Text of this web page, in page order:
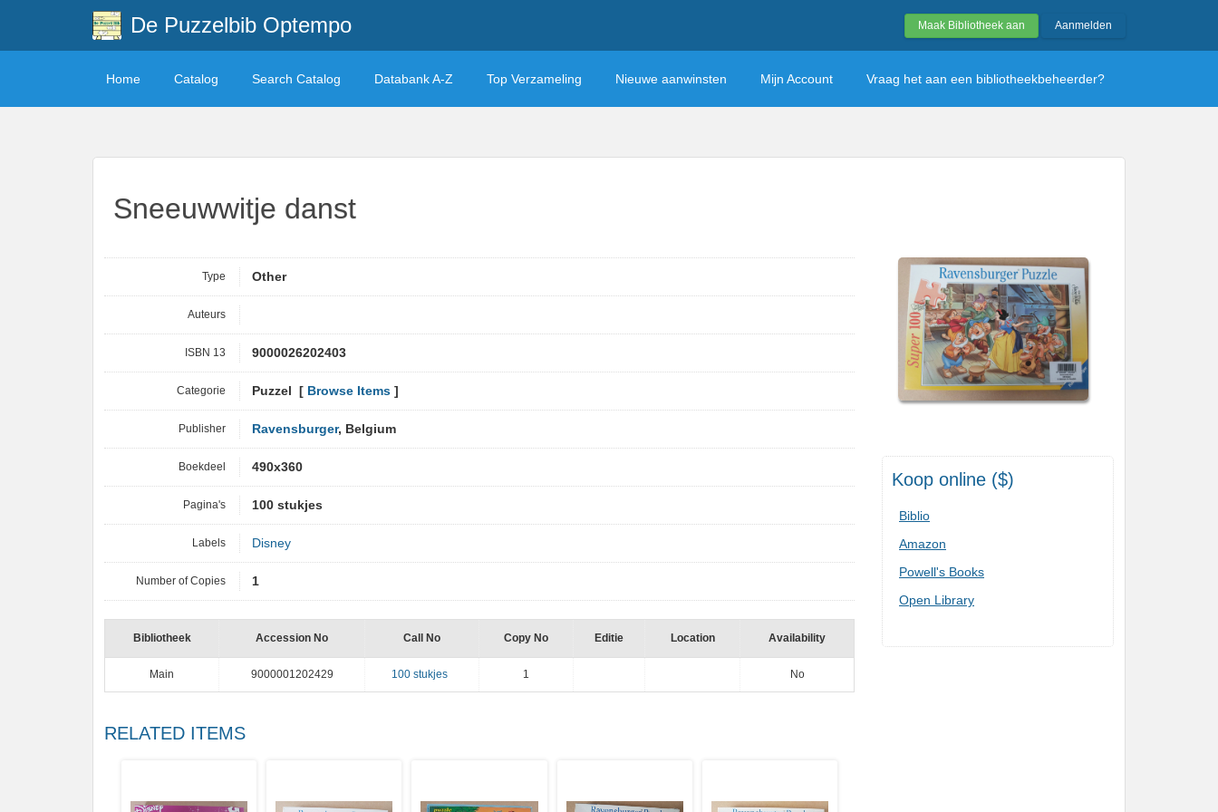
De Puzzelbib Optempo Maak Bibliotheek aan Aanmelden
Home Catalog Search Catalog Databank A-Z Top Verzameling Nieuwe aanwinsten Mijn Account Vraag het aan een bibliotheekbeheerder?
Sneeuwwitje danst
Koop online ($)
Biblio
Amazon
Powell's Books
Open Library
Type Other
Auteurs
ISBN 13 9000026202403
Categorie Puzzel [ Browse Items ]
Publisher Ravensburger, Belgium
Boekdeel 490x360
Pagina's 100 stukjes
Labels Disney
Number of Copies 1
Bibliotheek Accession No Call No Copy No Editie Location Availability
Main 9000001202429 100 stukjes 1 No
RELATED ITEMS